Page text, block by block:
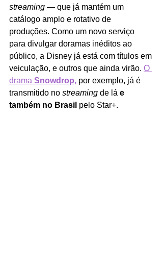
streaming — que já mantém um
catálogo amplo e rotativo de
produções. Como um novo serviço
para divulgar doramas inéditos ao
público, a Disney já está com títulos em
veiculação, e outros que ainda virão. O
drama Snowdrop, por exemplo, já é
transmitido no streaming de lá e
também no Brasil pelo Star+.